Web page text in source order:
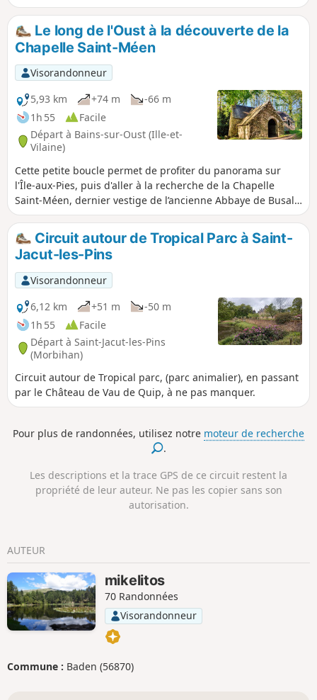
Le long de l'Oust à la découverte de la
Chapelle Saint-Méen
Visorandonneur
5,93 km
+74 m
-66 m
1h 55
Facile
Départ à Bains-sur-Oust (Ille-et-
Vilaine)
Cette petite boucle permet de profiter du panorama sur
l'Île-aux-Pies, puis d'aller à la recherche de la Chapelle
Saint-Méen, dernier vestige de l’ancienne Abbaye de Busal.
C’est un lieu de rencontre avec la nature, le silence et la
sérénité.Circuit autour de Tropical Parc à Saint-
Jacut-les-Pins
Visorandonneur
6,12 km
+51 m
-50 m
1h 55
Facile
Départ à Saint-Jacut-les-Pins
(Morbihan)
Circuit autour de Tropical parc, (parc animalier), en passant
par le Château de Vau de Quip, à ne pas manquer.
Pour plus de randonnées, utilisez notre moteur de recherche
.
Les descriptions et la trace GPS de ce circuit restent la
propriété de leur auteur. Ne pas les copier sans son
autorisation.
AUTEUR
mikelitos
70 Randonnées
Visorandonneur
Commune : Baden (56870)